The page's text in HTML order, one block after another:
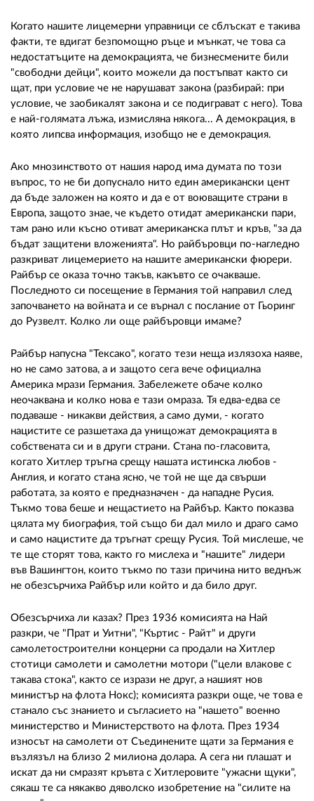
Когато нашите лицемерни управници се сблъскат е такива
факти, те вдигат безпомощно ръце и мънкат, че това са
недостатъците на демокрацията, че бизнесмените били
"свободни дейци", които можели да постъпват както си
щат, при условие че не нарушават закона (разбирай: при
условие, че заобикалят закона и се подиграват с него). Това
е най-голямата лъжа, измисляна някога... А демокрация, в
която липсва информация, изобщо не е демокрация.
Ако мнозинството от нашия народ има думата по този
въпрос, то не би допуснало нито един американски цент
да бъде заложен на която и да е от воюващите страни в
Европа, защото знае, че където отидат американски пари,
там рано или късно отиват американска плът и кръв, "за да
бъдат защитени вложенията". Но райбъровци по-нагледно
разкриват лицемерието на нашите американски фюрери.
Райбър се оказа точно такъв, какъвто се очакваше.
Последното си посещение в Германия той направил след
започването на войната и се върнал с послание от Гьоринг
до Рузвелт. Колко ли още райбъровци имаме?
Райбър напусна "Тексако", когато тези неща излязоха наяве,
но не само затова, а и защото сега вече официална
Америка мрази Германия. Забележете обаче колко
неочаквана и колко нова е тази омраза. Тя едва-едва се
подаваше - никакви действия, а само думи, - когато
нацистите се разшетаха да унищожат демокрацията в
собствената си и в други страни. Стана по-гласовита,
когато Хитлер тръгна срещу нашата истинска любов -
Англия, и когато стана ясно, че той не ще да свърши
работата, за която е предназначен - да нападне Русия.
Тъкмо това беше и нещастието на Райбър. Както показва
цялата му биография, той също би дал мило и драго само
и само нацистите да тръгнат срещу Русия. Той мислеше, че
те ще сторят това, както го мислеха и "нашите" лидери
във Вашингтон, които тъкмо по тази причина нито веднъж
не обезсърчиха Райбър или който и да било друг.
Обезсърчиха ли казах? През 1936 комисията на Най
разкри, че "Прат и Уитни", "Къртис - Райт" и други
самолетостроителни концерни са продали на Хитлер
стотици самолети и самолетни мотори ("цели влакове с
такава стока", както се изрази не друг, а нашият нов
министър на флота Нокс); комисията разкри още, че това е
станало със знанието и съгласието на "нашето" военно
министерство и Министерството на флота. През 1934
износът на самолети от Съединените щати за Германия е
възлязъл на близо 2 милиона долара. А сега ни плашат и
искат да ни смразят кръвта с Хитлеровите "ужасни щуки",
сякаш те са някакво дяволско изобретение на "силите на